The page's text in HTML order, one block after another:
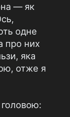
— як
одне
про них
яка
отже я